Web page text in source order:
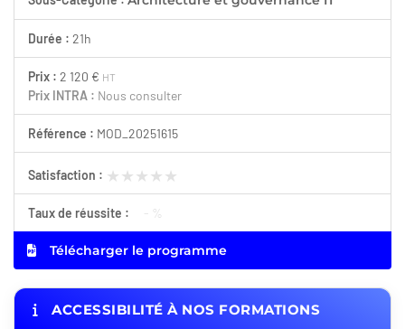
Durée : 21h
Prix : 2 120 € HT
Prix INTRA : Nous consulter
Référence : MOD_20251615
Satisfaction : ★★★★★
★★★★★
Taux de réussite : - %
Télécharger le programme
ACCESSIBILITÉ À NOS FORMATIONS